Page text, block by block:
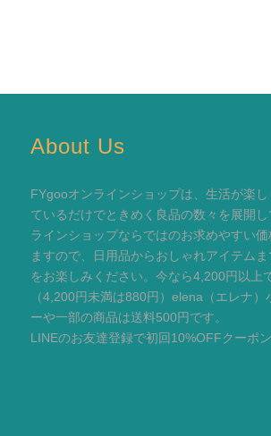
About Us
FYgooオンラインショップは、生活が楽
ているだけでときめく良品の数々を展開
ラインショップならではのお求めやすい
ますので、日用品からおしゃれアイテム
をお楽しみください。今なら4,200円以上
（4,200円未満は880円）elena（エレナ）
ーや一部の商品は送料500円です。
LINEのお友達登録で初回10%OFFクーポ